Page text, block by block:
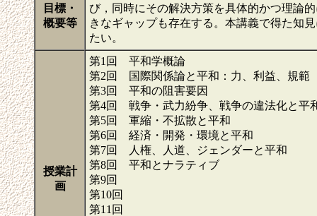
目標・
概要等
び，同時にその解決方策を具体的かつ理論
きなギャップも存在する。本講義で得た知
たい。
授業計
画
第1回 平和学概論
第2回 国際関係論と平和：力、利益、規範
第3回 平和の阻害要因
第4回 戦争・武力紛争、戦争の違法化と平
第5回 軍縮・不拡散と平和
第6回 経済・開発・環境と平和
第7回 人権、人道、ジェンダーと平和
第8回 平和とナラティブ
第9回
第10回
第11回